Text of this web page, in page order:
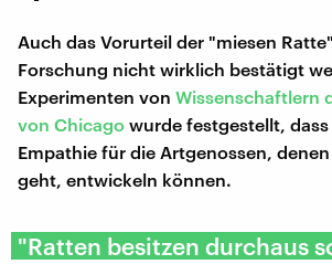
Auch das Vorurteil der "miesen
Forschung nicht wirklich bestätigt
Experimenten von Wissenschaftlern
von Chicago wurde festgestellt,
Empathie für die Artgenossen,
geht, entwickeln können.
"Ratten besitzen durchaus